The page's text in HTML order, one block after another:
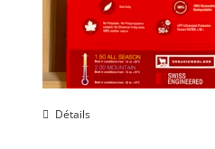
Détails